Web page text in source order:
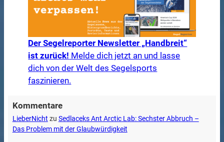
Der Segelreporter Newsletter „Handbreit“
ist zurück! Melde dich jetzt an und lasse
dich von der Welt des Segelsports
faszinieren.
Kommentare
LieberNicht zu Sedlaceks Ant Arctic Lab: Sechster Abbruch –
Das Problem mit der Glaubwürdigkeit